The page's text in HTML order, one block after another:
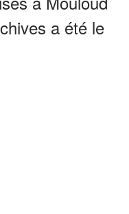
a été le